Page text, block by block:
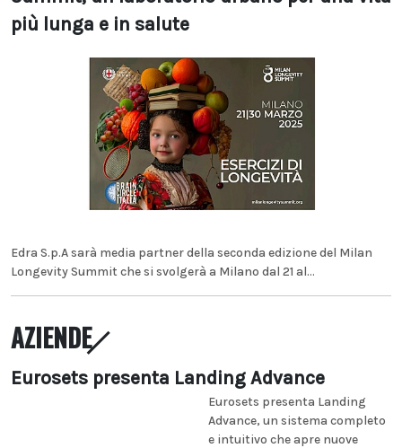
più lunga e in salute
Edra S.p.A sarà media partner della seconda edizione del Milan
Longevity Summit che si svolgerà a Milano dal 21 al...
AZIENDE
Eurosets presenta Landing Advance
Eurosets presenta Landing
Advance, un sistema completo
e intuitivo che apre nuove